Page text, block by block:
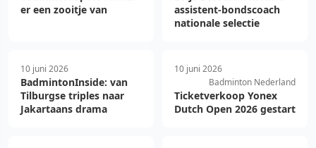
er een zooitje van
assistent-bondscoach
nationale selectie
10 juni 2026
BadmintonInside: van
Tilburgse triples naar
Jakartaans drama
10 juni 2026
Badminton Nederland
Ticketverkoop Yonex
Dutch Open 2026 gestart